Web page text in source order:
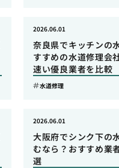
奈良県でキッチンの
すすめの水道修理会
速い優良業者を比較
2026.06.01
水道修理
大阪府でシンク下の
むなら？おすすめ業
選
2026.06.01